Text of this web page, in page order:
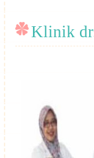
Klinik